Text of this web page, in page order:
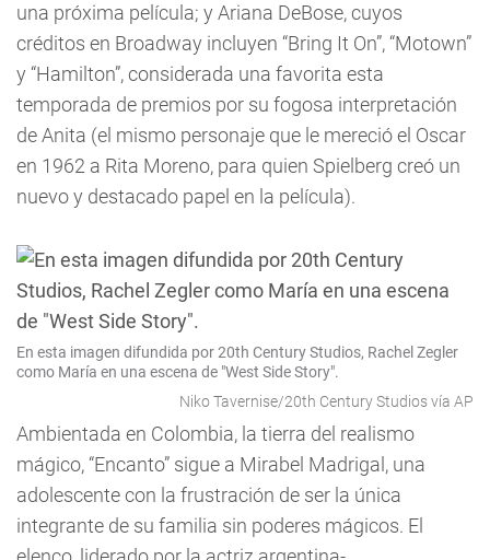
una próxima película; y Ariana DeBose, cuyos
créditos en Broadway incluyen “Bring It On”, “Motown”
y “Hamilton”, considerada una favorita esta
temporada de premios por su fogosa interpretación
de Anita (el mismo personaje que le mereció el Oscar
en 1962 a Rita Moreno, para quien Spielberg creó un
nuevo y destacado papel en la película).
En esta imagen difundida por 20th Century Studios, Rachel Zegler
como María en una escena de "West Side Story".
Niko Tavernise/20th Century Studios vía AP
Ambientada en Colombia, la tierra del realismo
mágico, “Encanto” sigue a Mirabel Madrigal, una
adolescente con la frustración de ser la única
integrante de su familia sin poderes mágicos. El